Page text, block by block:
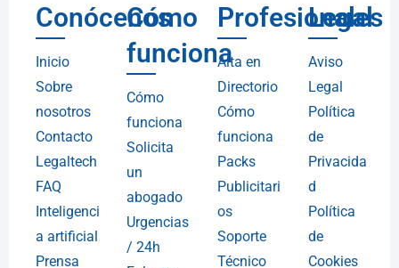
Conócenos
Inicio
Sobre
nosotros
Contacto
Legaltech
FAQ
Inteligenci
a artificial
Prensa
Cómo
funciona
Cómo
funciona
Solicita
un
abogado
Urgencias
/ 24h
Profesionales
Alta en
Directorio
Cómo
funciona
Packs
Publicitari
os
Soporte
Técnico
Legal
Aviso
Legal
Política
de
Privacida
d
Política
de
Cookies